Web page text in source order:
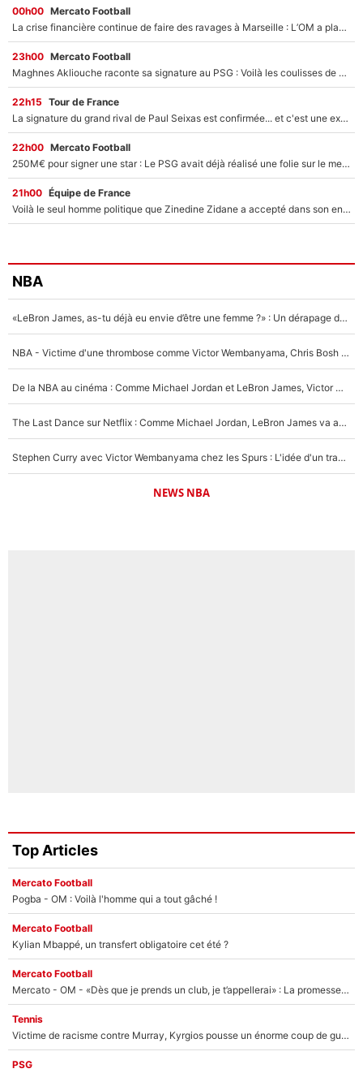
00h00 Mercato Football
La crise financière continue de faire des ravages à Marseille : L’OM a placé 12 joueurs sur le marché des transferts… et ça pourrait lui rapporter près de 100M€ !
23h00 Mercato Football
Maghnes Akliouche raconte sa signature au PSG : Voilà les coulisses de son transfert de rêve à 50M€
22h15 Tour de France
La signature du grand rival de Paul Seixas est confirmée... et c'est une excellente nouvelle pour l'équipe Decathlon-CMA CGM !
22h00 Mercato Football
250M€ pour signer une star : Le PSG avait déjà réalisé une folie sur le mercato bien avant Neymar !
21h00 Équipe de France
Voilà le seul homme politique que Zinedine Zidane a accepté dans son entourage : «Je garde un très bon souvenir de lui»
NBA
«LeBron James, as-tu déjà eu envie d’être une femme ?» : Un dérapage de Donald Trump sur la superstar de la NBA refait surface
NBA - Victime d'une thrombose comme Victor Wembanyama, Chris Bosh prévient le Français des risques sur sa santé : «J’ai failli mourir sur le coup et j’ai été ramené à la vie»
De la NBA au cinéma : Comme Michael Jordan et LeBron James, Victor Wembanyama rêve d'une carrière d'acteur !
The Last Dance sur Netflix : Comme Michael Jordan, LeBron James va avoir le droit à sa série !
Stephen Curry avec Victor Wembanyama chez les Spurs : L'idée d'un trade historique est lancée en NBA !
NEWS NBA
Top Articles
Mercato Football
Pogba - OM : Voilà l'homme qui a tout gâché !
Mercato Football
Kylian Mbappé, un transfert obligatoire cet été ?
Mercato Football
Mercato - OM - «Dès que je prends un club, je t’appellerai» : La promesse de Marcelino au moment de claquer la porte
Tennis
Victime de racisme contre Murray, Kyrgios pousse un énorme coup de gueule !
PSG